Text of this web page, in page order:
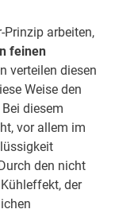
Prinzip arbeiten,
feinen
verteilen diesen
Weise den
diesem
vor allem im
den nicht
der